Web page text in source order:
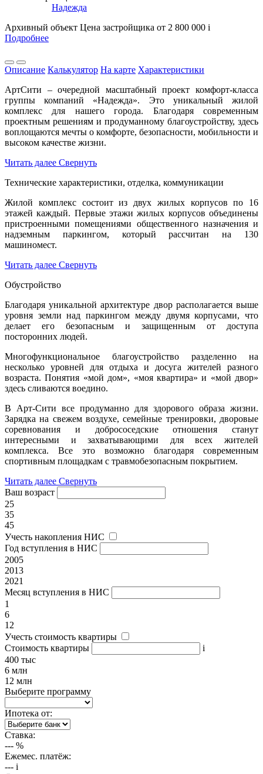
Надежда
Архивный объект Цена застройщика от 2 800 000 i
Подробнее
Описание Калькулятор На карте Характеристики
АртСити – очередной масштабный проект комфорт-класса
группы компаний «Надежда». Это уникальный жилой
комплекс для нашего города. Благодаря современным
проектным решениям и продуманному благоустройству, здесь
воплощаются мечты о комфорте, безопасности, мобильности и
высоком качестве жизни.
Читать далее Свернуть
Технические характеристики, отделка, коммуникации
Жилой комплекс состоит из двух жилых корпусов по 16
этажей каждый. Первые этажи жилых корпусов объединены
пристроенными помещениями общественного назначения и
надземным паркингом, который рассчитан на 130
машиномест.
Читать далее Свернуть
Обустройство
Благодаря уникальной архитектуре двор располагается выше
уровня земли над паркингом между двумя корпусами, что
делает его безопасным и защищенным от доступа
посторонних людей.
Многофункциональное благоустройство разделенно на
несколько уровней для отдыха и досуга жителей разного
возраста. Понятия «мой дом», «моя квартира» и «мой двор»
здесь сливаются воедино.
В Арт-Сити все продуманно для здорового образа жизни.
Зарядка на свежем воздухе, семейные тренировки, дворовые
соревнования и добрососедские отношения станут
интересными и захватывающими для всех жителей
комплекса. Все это возможно благодаря современным
спортивным площадкам с травмобезопасным покрытием.
Читать далее Свернуть
Ваш возраст
25
35
45
Учесть накопления НИС
Год вступления в НИС
2005
2013
2021
Месяц вступления в НИС
1
6
12
Учесть стоимость квартиры
Стоимость квартиры
i
400 тыс
6 млн
12 млн
Выберите программу
Ипотека от:
Ставка:
--- %
Ежемес. платёж:
--- i